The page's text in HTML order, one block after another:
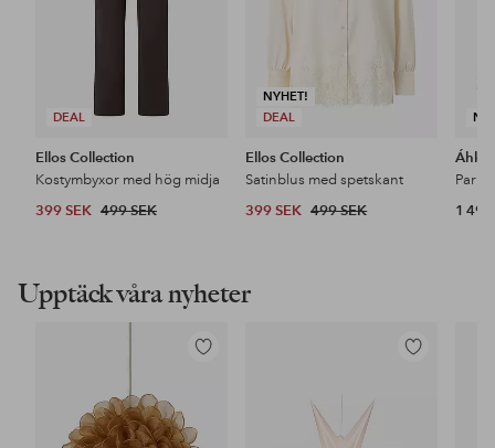
DEAL
Ellos Collection
Kostymbyxor med hög midja
399 SEK 499 SEK
NYHET!
DEAL
Ellos Collection
Satinblus med spetskant
399 SEK 499 SEK 1 499
Upptäck våra nyheter
Lägg
Lägg